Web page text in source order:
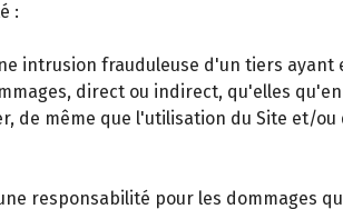
:
intrusion frauduleuse d'un tiers
direct ou indirect, qu'elles
de même que l'utilisation du Site et/
responsabilité pour les